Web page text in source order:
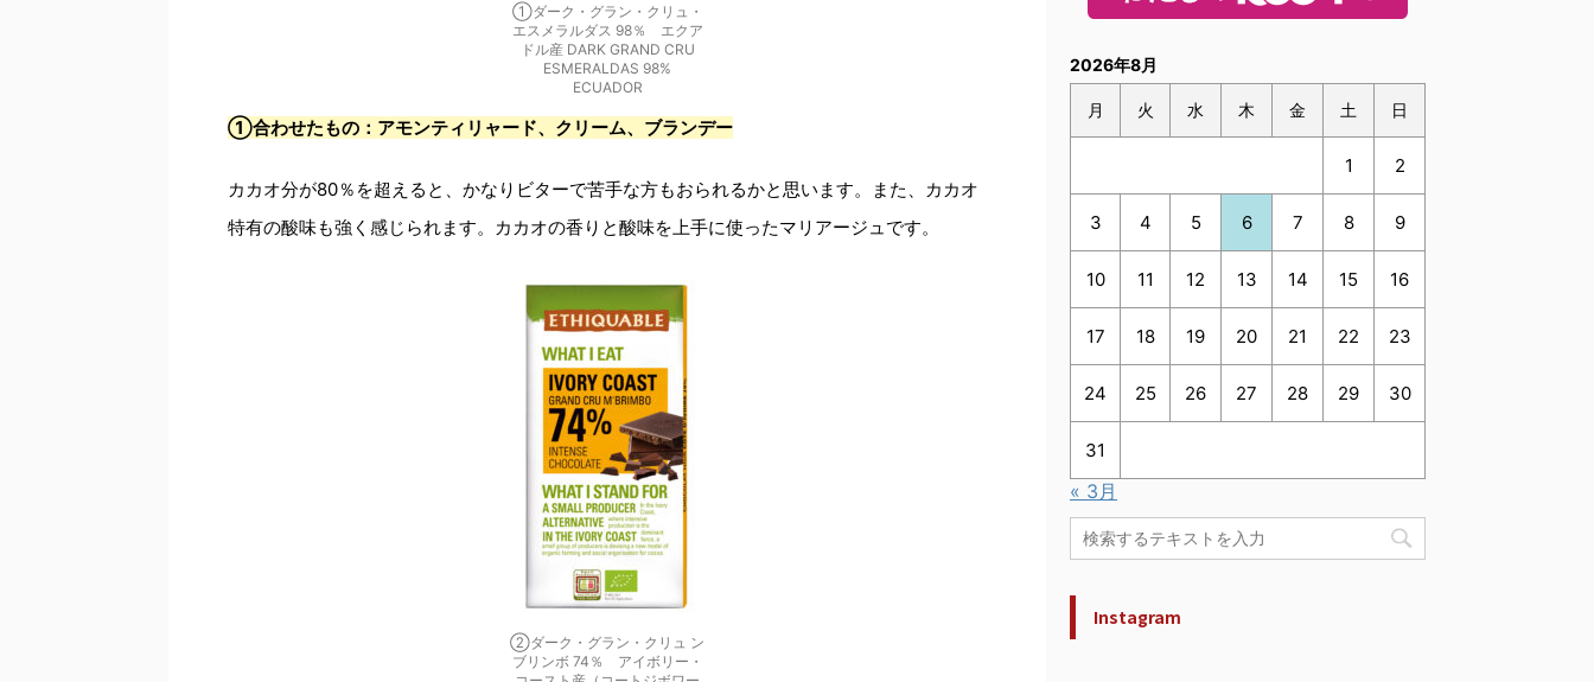
①ダーク・グラン・クリュ・
エスメラルダス 98％ エクア
ドル産 DARK GRAND CRU
ESMERALDAS 98%
ECUADOR
①合わせたもの：アモンティリャード、クリーム、ブランデー
カカオ分が80％を超えると、かなりビターで苦手な方もおられるかと思います。また、カカオ
特有の酸味も強く感じられます。カカオの香りと酸味を上手に使ったマリアージュです。
②ダーク・グラン・クリュ ン
ブリンボ 74％ アイボリー・
2026年8月
月 火 水 木 金 土 日
1 2
3 4 5 6 7 8 9
10 11 12 13 14 15 16
17 18 19 20 21 22 23
24 25 26 27 28 29 30
31
« 3月
Instagram